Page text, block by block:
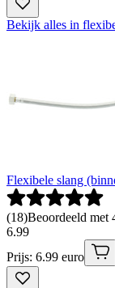
Bekijk alles in
Flexibele slang
(18)Beoordeeld met
6.99
Prijs: 6.99 euro